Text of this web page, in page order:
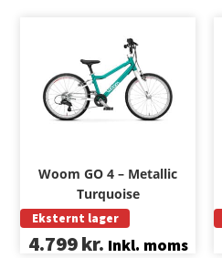
Woom GO 4 – Metallic
Turquoise
Eksternt lager
4.799kr. Inkl. moms